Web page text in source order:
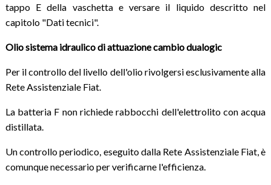
tappo E della vaschetta e versare il liquido descritto nel
capitolo "Dati tecnici".
Olio sistema idraulico di attuazione cambio dualogic
Per il controllo del livello dell'olio rivolgersi esclusivamente alla
Rete Assistenziale Fiat.
La batteria F non richiede rabbocchi dell'elettrolito con acqua
distillata.
Un controllo periodico, eseguito dalla Rete Assistenziale Fiat, è
comunque necessario per verificarne l'efficienza.